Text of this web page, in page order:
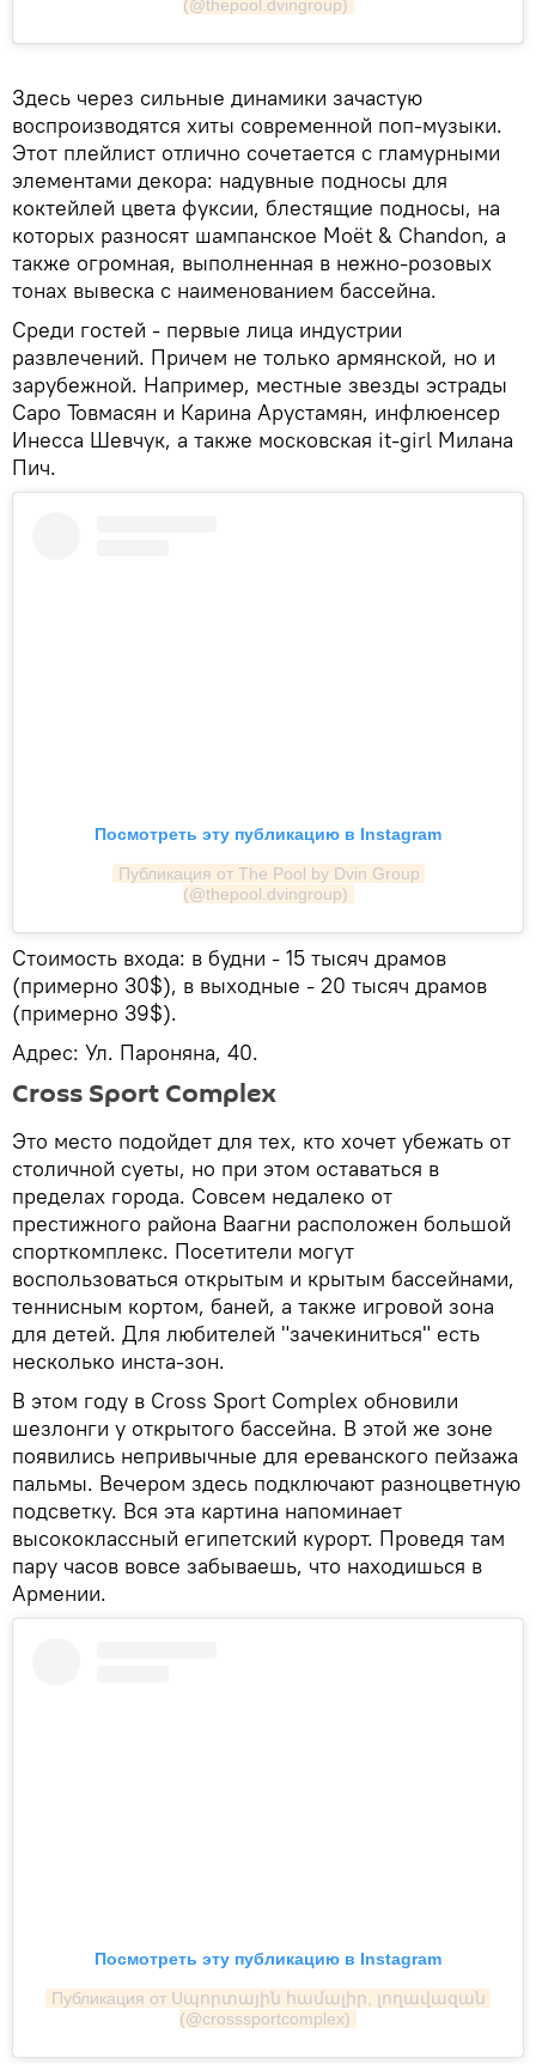
(@thepool.dvingroup)
Здесь через сильные динамики зачастую
воспроизводятся хиты современной поп-музыки.
Этот плейлист отлично сочетается с гламурными
элементами декора: надувные подносы для
коктейлей цвета фуксии, блестящие подносы, на
которых разносят шампанское Moët & Chandon, а
также огромная, выполненная в нежно-розовых
тонах вывеска с наименованием бассейна.
Среди гостей - первые лица индустрии
развлечений. Причем не только армянской, но и
зарубежной. Например, местные звезды эстрады
Саро Товмасян и Карина Арустамян, инфлюенсер
Инесса Шевчук, а также московская it-girl Милана
Пич.
Посмотреть эту публикацию в Instagram
Публикация от The Pool by Dvin Group
(@thepool.dvingroup)
Стоимость входа: в будни - 15 тысяч драмов
(примерно 30$), в выходные - 20 тысяч драмов
(примерно 39$).
Адрес: Ул. Пароняна, 40.
Cross Sport Complex
Это место подойдет для тех, кто хочет убежать от
столичной суеты, но при этом оставаться в
пределах города. Совсем недалеко от
престижного района Ваагни расположен большой
спорткомплекс. Посетители могут
воспользоваться открытым и крытым бассейнами,
теннисным кортом, баней, а также игровой зона
для детей. Для любителей "зачекиниться" есть
несколько инста-зон.
В этом году в Cross Sport Complex обновили
шезлонги у открытого бассейна. В этой же зоне
появились непривычные для ереванского пейзажа
пальмы. Вечером здесь подключают разноцветную
подсветку. Вся эта картина напоминает
высококлассный египетский курорт. Проведя там
пару часов вовсе забываешь, что находишься в
Армении.
Посмотреть эту публикацию в Instagram
Публикация от Սպորտային համալիր, լողավազան
(@crosssportcomplex)